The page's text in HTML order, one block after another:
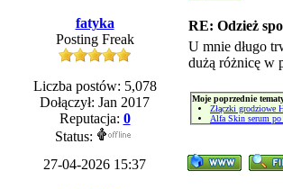
fatyka
Posting Freak
Liczba postów: 5,078
Dołączył: Jan 2017
Reputacja: 0
Status:
RE: Odzież
U mnie długo
dużą różnicę w
Moje poprzednie
Złączki grodziowe
Alfa Skin serum po
27-04-2026 15:37